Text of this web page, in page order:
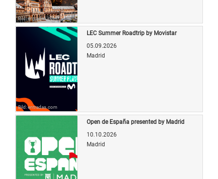
Bild: entradas.com
Bild: entradas.com
LEC Summer Roadtrip by Movistar
05.09.2026
Madrid
Open de España presented by Madrid
10.10.2026
Madrid